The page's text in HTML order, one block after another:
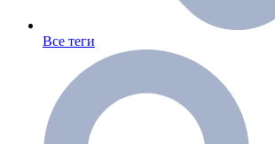
Все теги